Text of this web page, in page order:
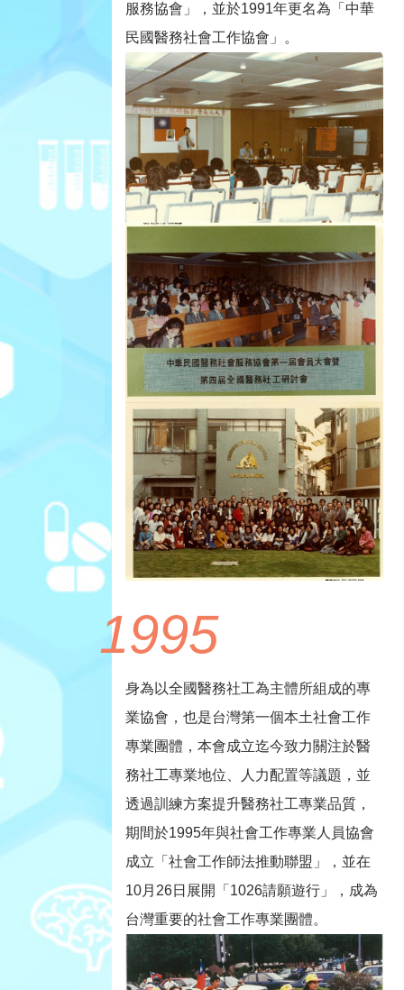
服務協會」，並於1991年更名為「中華
民國醫務社會工作協會」。
1995
身為以全國醫務社工為主體所組成的專
業協會，也是台灣第一個本土社會工作
專業團體，本會成立迄今致力關注於醫
務社工專業地位、人力配置等議題，並
透過訓練方案提升醫務社工專業品質，
期間於1995年與社會工作專業人員協會
成立「社會工作師法推動聯盟」，並在
10月26日展開「1026請願遊行」，成為
台灣重要的社會工作專業團體。